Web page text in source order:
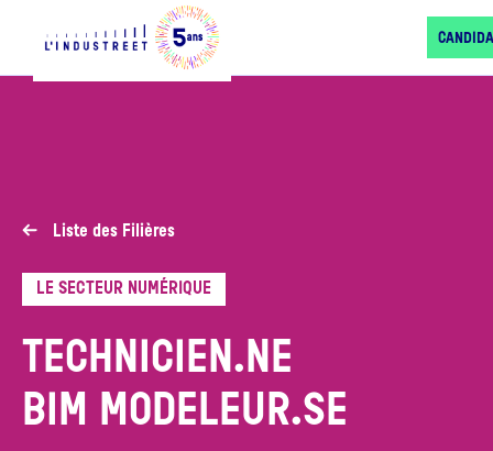
Liste des Filières
LE SECTEUR NUMÉRIQUE
TECHNICIEN.NE
BIM MODELEUR.SE